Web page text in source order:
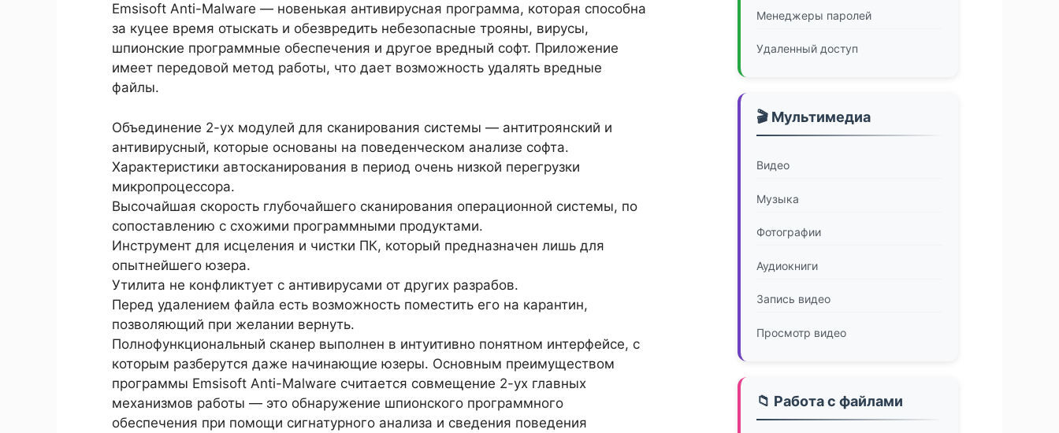
Emsisoft Anti-Malware — новенькая антивирусная программа, которая способна
за куцее время отыскать и обезвредить небезопасные трояны, вирусы,
шпионские программные обеспечения и другое вредный софт. Приложение
имеет передовой метод работы, что дает возможность удалять вредные
файлы.
Объединение 2-ух модулей для сканирования системы — антитроянский и
антивирусный, которые основаны на поведенческом анализе софта.
Характеристики автосканирования в период очень низкой перегрузки
микропроцессора.
Высочайшая скорость глубочайшего сканирования операционной системы, по
сопоставлению с схожими программными продуктами.
Инструмент для исцеления и чистки ПК, который предназначен лишь для
опытнейшего юзера.
Утилита не конфликтует с антивирусами от других разрабов.
Перед удалением файла есть возможность поместить его на карантин,
позволяющий при желании вернуть.
Полнофункциональный сканер выполнен в интуитивно понятном интерфейсе, с
которым разберутся даже начинающие юзеры. Основным преимуществом
программы Emsisoft Anti-Malware считается совмещение 2-ух главных
механизмов работы — это обнаружение шпионского программного
обеспечения при помощи сигнатурного анализа и сведения поведения
Менеджеры паролей
Удаленный доступ
🎬 Мультимедиа
Видео
Музыка
Фотографии
Аудиокниги
Запись видео
Просмотр видео
📁 Работа с файлами